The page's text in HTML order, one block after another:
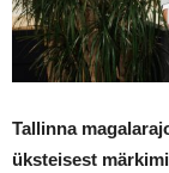
Tallinna
üksteisest